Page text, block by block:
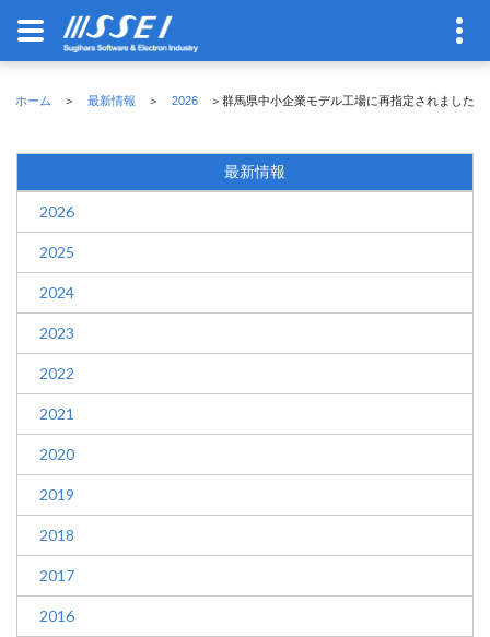
ホーム ＞ 最新情報 ＞ 2026 ＞群馬県中小企業モデル工場に再指定されました
最新情報
2026
2025
2024
2023
2022
2021
2020
2019
2018
2017
2016